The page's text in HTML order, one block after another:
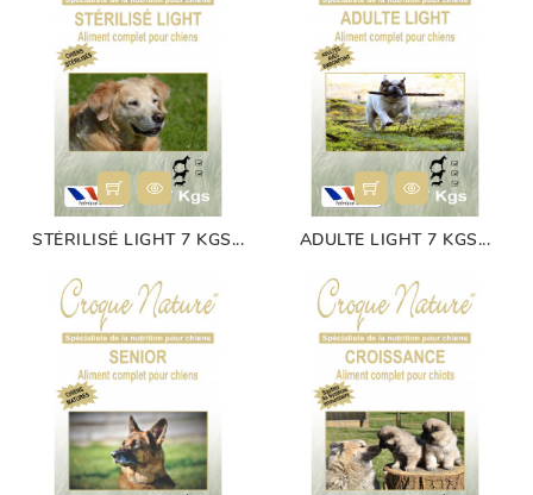
STÉRILISÉ LIGHT 7 KGS... ADULTE LIGHT 7 KGS...